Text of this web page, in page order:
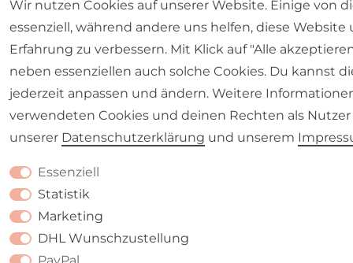
Wir nutzen Cookies auf unserer Website. Einige von
essenziell, während andere uns helfen, diese Website
Erfahrung zu verbessern. Mit Klick auf "Alle
neben essenziellen auch solche Cookies. Du kannst
jederzeit anpassen und ändern. Weitere
verwendeten Cookies und deinen Rechten als
unserer Daten­schutz­erklärung und unserem
Essenziell
Statistik
Marketing
DHL Wunschzustellung